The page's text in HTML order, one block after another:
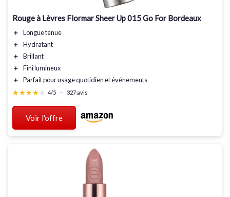
Rouge à Lèvres Flormar Sheer Up 015 Go For Bordeaux
＋
Longue tenue
＋
Hydratant
＋
Brillant
＋
Fini lumineux
＋
Parfait pourusage quotidienetévénements
★★★★★
★★★★★ 4/5 — 327 avis
Voir l'offre